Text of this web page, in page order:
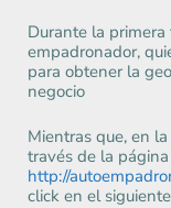
Durante la
empadronador,
para obtener la
negocio
Mientras que, en
través de la
http://
click en el